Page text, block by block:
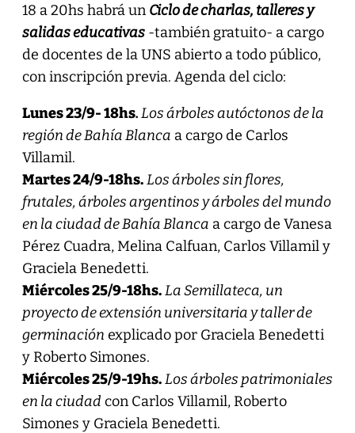
18 a 20hs habrá un Ciclo de charlas, talleres y
salidas educativas-también gratuito- a cargo
de docentes de la UNS abierto a todo público,
con inscripción previa. Agenda del ciclo:
Lunes 23/9- 18hs.Los árboles autóctonos de la
región de Bahía Blanca a cargo de Carlos
Villamil.
Martes 24/9-18hs. Los árboles sin flores,
frutales, árboles argentinos y árboles del mundo
en la ciudad de Bahía Blanca a cargo de Vanesa
Pérez Cuadra, Melina Calfuan, Carlos Villamil y
Graciela Benedetti.
Miércoles 25/9-18hs. La Semillateca, un
proyecto de extensión universitaria y taller de
germinación explicado por Graciela Benedetti
y Roberto Simones.
Miércoles 25/9-19hs. Los árboles patrimoniales
en la ciudad con Carlos Villamil, Roberto
Simones y Graciela Benedetti.